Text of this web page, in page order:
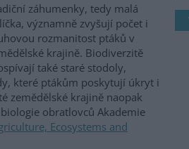
záhumenky, tedy malá
významně zvyšují počet i
rozmanitost ptáků v
krajině. Biodiverzitě
také staré stodoly,
které ptákům poskytují úkryt i
zemědělské krajině naopak
obratlovců Akademie
Ecosystems and